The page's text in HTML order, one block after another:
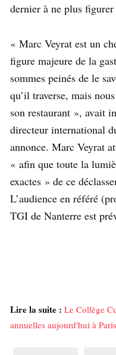
dernier à ne plus
« Marc Veyrat est un
figure majeure de la
sommes peinés de le
qu’il traverse, mais
son restaurant », avait
directeur international
annonce. Marc Veyrat
« afin que toute la
exactes » de ce
L’audience en référé
TGI de Nanterre est
Lire la suite : Le Collège
annuelles aujourd'hui à